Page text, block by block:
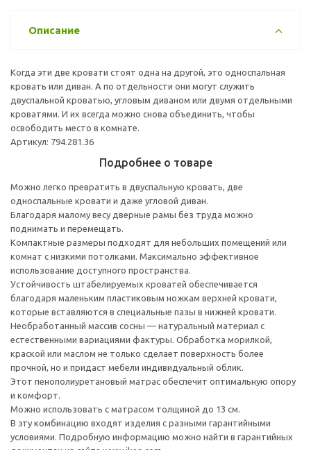
Описание
Когда эти две кровати стоят одна на другой, это односпальная
кровать или диван. А по отдельности они могут служить
двуспальной кроватью, угловым диваном или двумя отдельными
кроватями. И их всегда можно снова объединить, чтобы
освободить место в комнате.
Артикул: 794.281.36
Подробнее о товаре
Можно легко превратить в двуспальную кровать, две
односпальные кровати и даже угловой диван.
Благодаря малому весу дверные рамы без труда можно
поднимать и перемещать.
Компактные размеры подходят для небольших помещений или
комнат с низкими потолками. Максимально эффективное
использование доступного пространства.
Устойчивость штабелируемых кроватей обеспечивается
благодаря маленьким пластиковым ножкам верхней кровати,
которые вставляются в специальные пазы в нижней кровати.
Необработанный массив сосны — натуральный материал с
естественными вариациями фактуры. Обработка морилкой,
краской или маслом не только сделает поверхность более
прочной, но и придаст мебели индивидуальный облик.
Этот пенополиуретановый матрас обеспечит оптимальную опору
и комфорт.
Можно использовать с матрасом толщиной до 13 см.
В эту комбинацию входят изделия с разными гарантийными
условиями. Подробную информацию можно найти в гарантийных